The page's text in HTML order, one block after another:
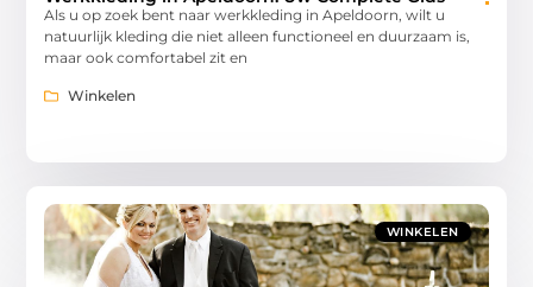
Als u op zoek bent naar werkkleding in Apeldoorn, wilt u
natuurlijk kleding die niet alleen functioneel en duurzaam is,
maar ook comfortabel zit en
Winkelen
WINKELEN